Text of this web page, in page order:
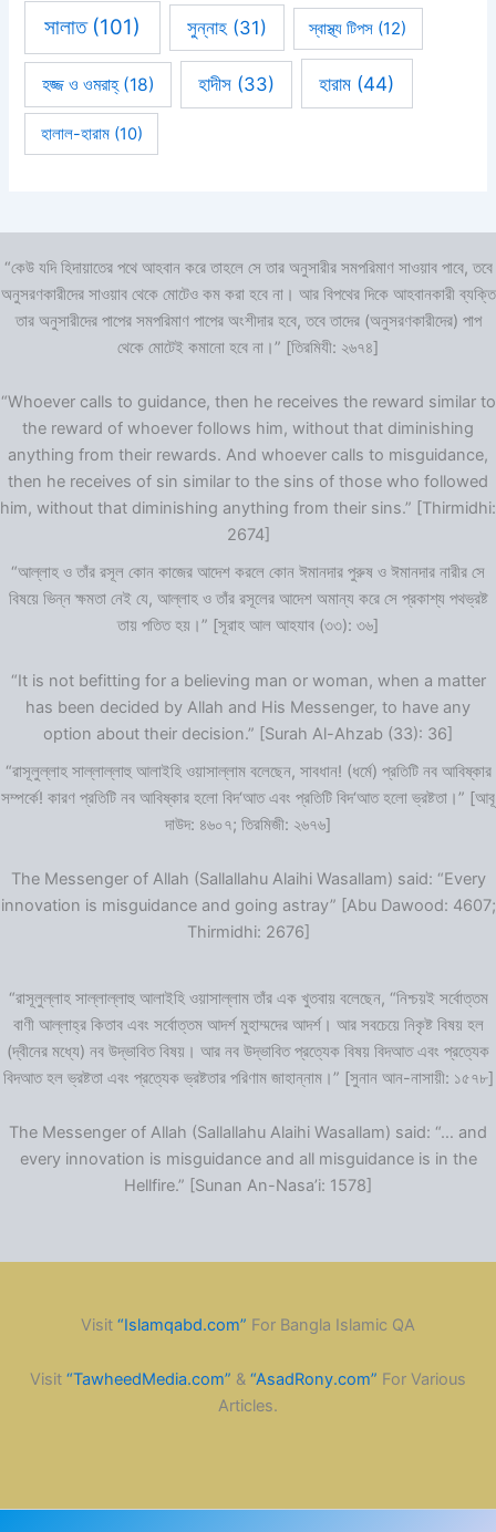
সালাত(101) সুন্নাহ (31) স্বাস্থ্য টিপস (12)
হজ্জ ও ওমরাহ্‌(18) হাদীস(33) হারাম (44)
হালাল-হারাম(10)
“কেউ যদি হিদায়াতের পথে আহবান করে তাহলে সে তার অনুসারীর সমপরিমাণ সাওয়াব পাবে, তবে
অনুসরণকারীদের সাওয়াব থেকে মোটেও কম করা হবে না। আর বিপথের দিকে আহবানকারী ব্যক্তি
তার অনুসারীদের পাপের সমপরিমাণ পাপের অংশীদার হবে, তবে তাদের (অনুসরণকারীদের) পাপ
থেকে মোটেই কমানো হবে না।” [তিরমিযী: ২৬৭৪]
“Whoever calls to guidance, then he receives the reward similar to
the reward of whoever follows him, without that diminishing
anything from their rewards. And whoever calls to misguidance,
then he receives of sin similar to the sins of those who followed
him, without that diminishing anything from their sins.” [Thirmidhi:
2674]
“আল্লাহ ও তাঁর রসূল কোন কাজের আদেশ করলে কোন ঈমানদার পুরুষ ও ঈমানদার নারীর সে
বিষয়ে ভিন্ন ক্ষমতা নেই যে, আল্লাহ ও তাঁর রসূলের আদেশ অমান্য করে সে প্রকাশ্য পথভ্রষ্ট
তায় পতিত হয়।” [সূরাহ আল আহযাব (৩৩): ৩৬]
“It is not befitting for a believing man or woman, when a matter
has been decided by Allah and His Messenger, to have any
option about their decision.” [Surah Al-Ahzab (33): 36]
“রাসূলুল্লাহ সাল্লাল্লাহু আলাইহি ওয়াসাল্লাম বলেছেন, সাবধান! (ধর্মে) প্রতিটি নব আবিষ্কার
সম্পর্কে! কারণ প্রতিটি নব আবিষ্কার হলো বিদ‘আত এবং প্রতিটি বিদ‘আত হলো ভ্রষ্টতা।” [আবূ
দাউদ: ৪৬০৭; তিরমিজী: ২৬৭৬]
The Messenger of Allah (Sallallahu Alaihi Wasallam) said: “Every
innovation is misguidance and going astray” [Abu Dawood: 4607;
Thirmidhi: 2676]
“রাসূলুল্লাহ সাল্লাল্লাহু আলাইহি ওয়াসাল্লাম তাঁর এক খুতবায় বলেছেন, “নিশ্চয়ই সর্বোত্তম
বাণী আল্লাহ্‌র কিতাব এবং সর্বোত্তম আদর্শ মুহাম্মদের আদর্শ। আর সবচেয়ে নিকৃষ্ট বিষয় হল
(দ্বীনের মধ্যে) নব উদ্ভাবিত বিষয়। আর নব উদ্ভাবিত প্রত্যেক বিষয় বিদআত এবং প্রত্যেক
বিদআত হল ভ্রষ্টতা এবং প্রত্যেক ভ্রষ্টতার পরিণাম জাহান্নাম।” [সুনান আন-নাসায়ী: ১৫৭৮]
The Messenger of Allah (Sallallahu Alaihi Wasallam) said: “… and
every innovation is misguidance and all misguidance is in the
Hellfire.” [Sunan An-Nasa’i: 1578]
Visit “Islamqabd.com” For Bangla Islamic QA
Visit “TawheedMedia.com” & “AsadRony.com” For Various
Articles.